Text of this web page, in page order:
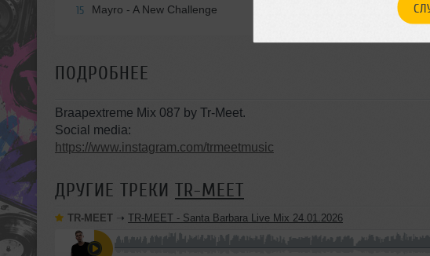
15 Mayro - A New Challenge
ПОДРОБНЕЕ
Braapextreme Mix 087 by Tr-Meet.
Social media:
https://www.instagram.com/trmeetmusic
ДРУГИЕ ТРЕКИ TR-MEET
TR-MEET ➝ TR-MEET - Santa Barbara Live Mix 24.01.2026